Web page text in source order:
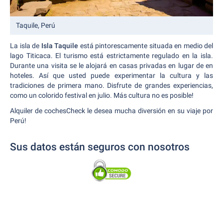
Taquile, Perú
La isla de Isla Taquile está pintorescamente situada en medio del
lago Titicaca. El turismo está estrictamente regulado en la isla.
Durante una visita se le alojará en casas privadas en lugar de en
hoteles. Así que usted puede experimentar la cultura y las
tradiciones de primera mano. Disfrute de grandes experiencias,
como un colorido festival en julio. Más cultura no es posible!
Alquiler de cochesCheck le desea mucha diversión en su viaje por
Perú!
Sus datos están seguros con nosotros